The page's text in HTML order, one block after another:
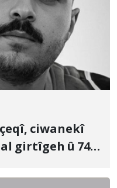
ciwanekî
girtîgeh û 74